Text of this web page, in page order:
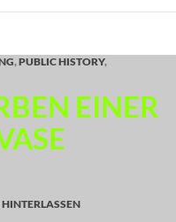
,PUBLIC HISTORY,
EINER